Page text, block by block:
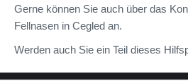
Gerne können Sie auch über das
Fellnasen in Cegled an.
Werden auch Sie ein Teil dieses